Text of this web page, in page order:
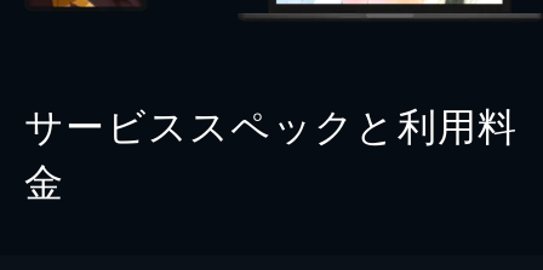
サービススペックと利用料
金